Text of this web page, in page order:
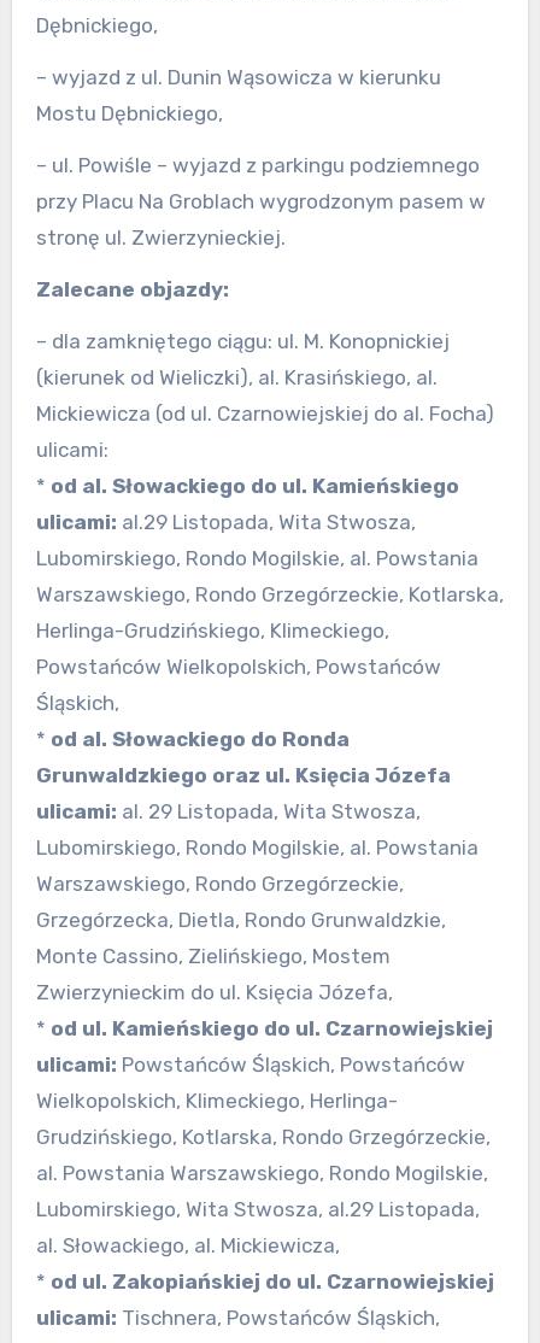
Dębnickiego,
– wyjazd z ul. Dunin Wąsowicza w kierunku
Mostu Dębnickiego,
– ul. Powiśle – wyjazd z parkingu podziemnego
przy Placu Na Groblach wygrodzonym pasem w
stronę ul. Zwierzynieckiej.
Zalecane objazdy:
– dla zamkniętego ciągu: ul. M. Konopnickiej
(kierunek od Wieliczki), al. Krasińskiego, al.
Mickiewicza (od ul. Czarnowiejskiej do al. Focha)
ulicami:
* od al. Słowackiego do ul. Kamieńskiego
ulicami: al.29 Listopada, Wita Stwosza,
Lubomirskiego, Rondo Mogilskie, al. Powstania
Warszawskiego, Rondo Grzegórzeckie, Kotlarska,
Herlinga-Grudzińskiego, Klimeckiego,
Powstańców Wielkopolskich, Powstańców
Śląskich,
* od al. Słowackiego do Ronda
Grunwaldzkiego oraz ul. Księcia Józefa
ulicami: al. 29 Listopada, Wita Stwosza,
Lubomirskiego, Rondo Mogilskie, al. Powstania
Warszawskiego, Rondo Grzegórzeckie,
Grzegórzecka, Dietla, Rondo Grunwaldzkie,
Monte Cassino, Zielińskiego, Mostem
Zwierzynieckim do ul. Księcia Józefa,
* od ul. Kamieńskiego do ul. Czarnowiejskiej
ulicami: Powstańców Śląskich, Powstańców
Wielkopolskich, Klimeckiego, Herlinga-
Grudzińskiego, Kotlarska, Rondo Grzegórzeckie,
al. Powstania Warszawskiego, Rondo Mogilskie,
Lubomirskiego, Wita Stwosza, al.29 Listopada,
al. Słowackiego, al. Mickiewicza,
* od ul. Zakopiańskiej do ul. Czarnowiejskiej
ulicami: Tischnera, Powstańców Śląskich,